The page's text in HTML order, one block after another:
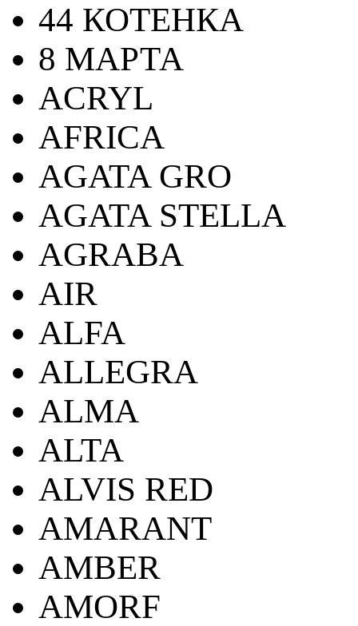
44 КОТЕНКА
8 МАРТА
ACRYL
AFRICA
AGATA GRO
AGATA STELLA
AGRABA
AIR
ALFA
ALLEGRA
ALMA
ALTA
ALVIS RED
AMARANT
AMBER
AMORF